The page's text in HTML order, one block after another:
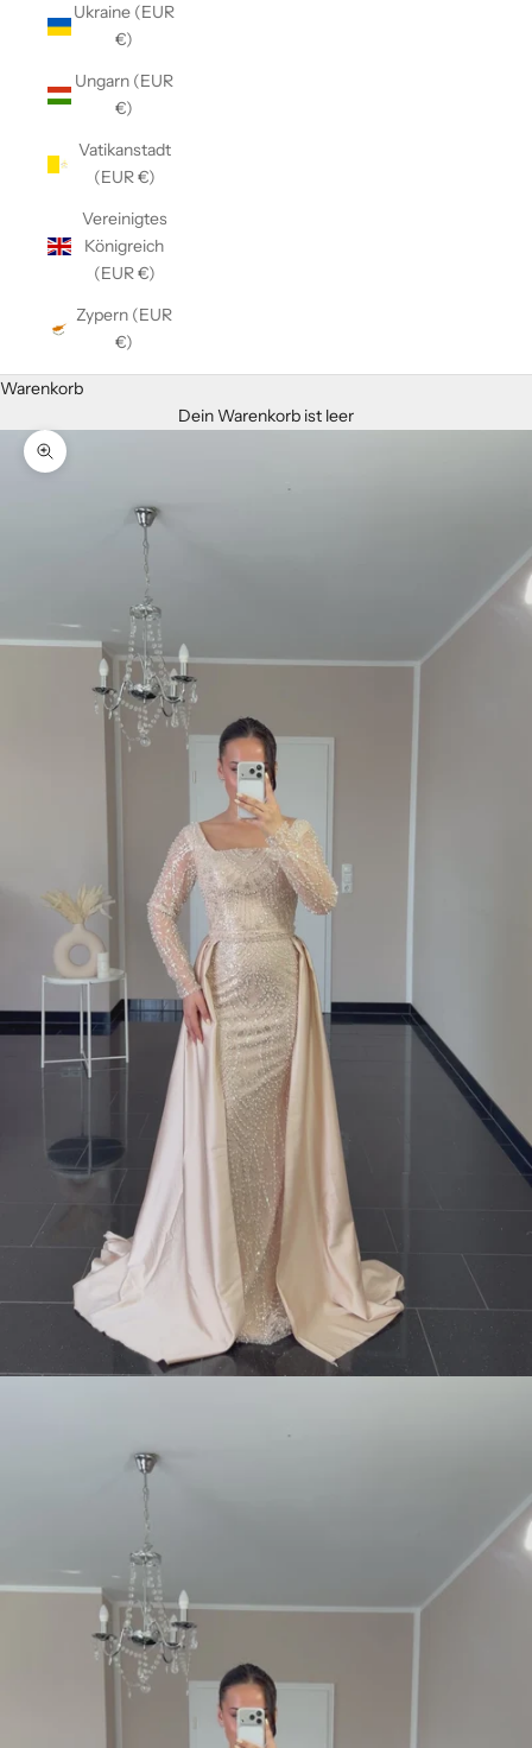
Ukraine (EUR
€)
Ungarn (EUR
€)
Vatikanstadt
(EUR €)
Vereinigtes
Königreich
(EUR €)
Zypern (EUR
€)
Warenkorb
Dein Warenkorb ist leer
Bild vergrößern